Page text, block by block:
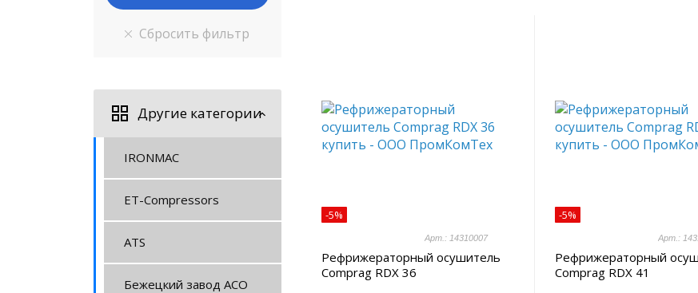
Другие категории
IRONMAC
ET-Compressors
ATS
Бежецкий завод АСО
-5%
Арт.: 14310007
Рефрижераторный осушитель
Comprag RDX 36
-5%
Арт.:
Рефрижераторный
Comprag RDX 41